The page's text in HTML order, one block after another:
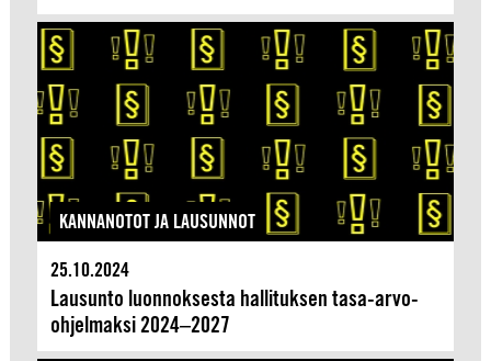
KANNANOTOT JA LAUSUNNOT
25.10.2024
Lausunto luonnoksesta hallituksen tasa-arvo-
ohjelmaksi 2024–2027